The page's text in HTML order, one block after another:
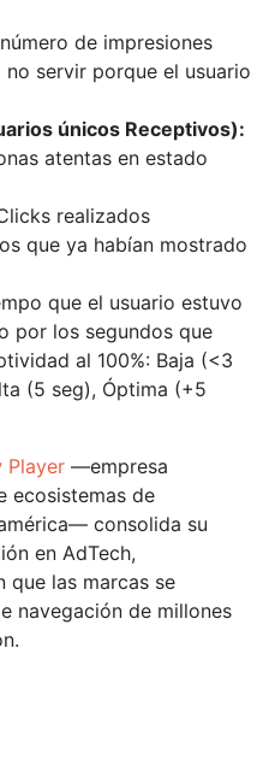
de impresiones
servir porque el usuario
únicos Receptivos):
atentas en estado
realizados
que ya habían mostrado
que el usuario estuvo
por los segundos que
al 100%: Baja (<3
(5 seg), Óptima (+5
Player —empresa
ecosistemas de
consolida su
en AdTech,
que las marcas se
navegación de millones